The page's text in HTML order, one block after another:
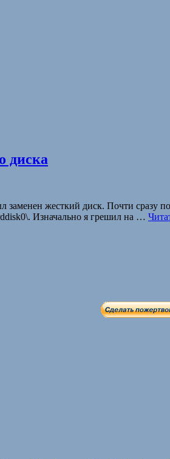
диска
жесткий диск. Почти сразу
Изначально я грешил на …